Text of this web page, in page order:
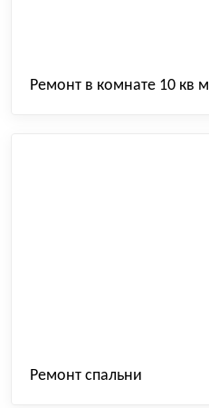
Ремонт в комнате 10 кв м
Ремонт спальни